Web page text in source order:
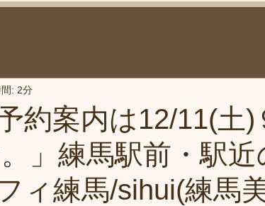
約案内は12/11(土)
」練馬駅前・駅近
ィ練馬/sihui(練馬
: 2分